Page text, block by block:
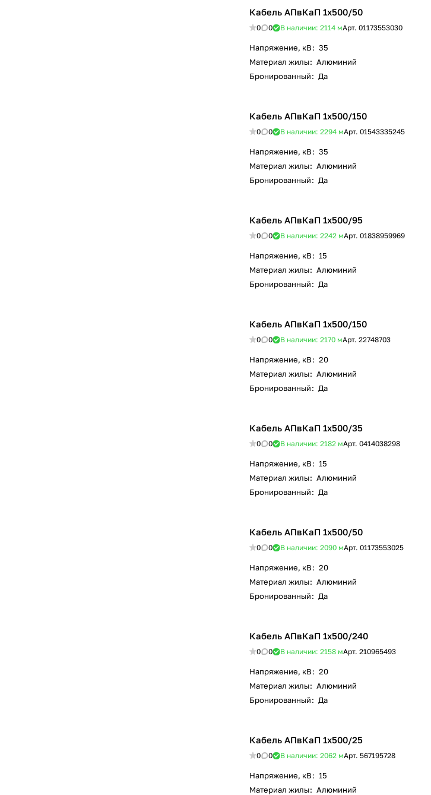
Кабель АПвКаП 1х500/50
0 0 В наличии: 2114 мАрт. 01173553030
Напряжение, кВ: 35
Материал жилы: Алюминий
Бронированный: Да
Кабель АПвКаП 1х500/150
0 0 В наличии: 2294 мАрт. 01543335245
Напряжение, кВ: 35
Материал жилы: Алюминий
Бронированный: Да
Кабель АПвКаП 1х500/95
0 0 В наличии: 2242 мАрт. 01838959969
Напряжение, кВ: 15
Материал жилы: Алюминий
Бронированный: Да
Кабель АПвКаП 1х500/150
0 0 В наличии: 2170 мАрт. 22748703
Напряжение, кВ: 20
Материал жилы: Алюминий
Бронированный: Да
Кабель АПвКаП 1х500/35
0 0 В наличии: 2182 мАрт. 0414038298
Напряжение, кВ: 15
Материал жилы: Алюминий
Бронированный: Да
Кабель АПвКаП 1х500/50
0 0 В наличии: 2090 мАрт. 01173553025
Напряжение, кВ: 20
Материал жилы: Алюминий
Бронированный: Да
Кабель АПвКаП 1х500/240
0 0 В наличии: 2158 мАрт. 210965493
Напряжение, кВ: 20
Материал жилы: Алюминий
Бронированный: Да
Кабель АПвКаП 1х500/25
0 0 В наличии: 2062 мАрт. 567195728
Напряжение, кВ: 15
Материал жилы: Алюминий